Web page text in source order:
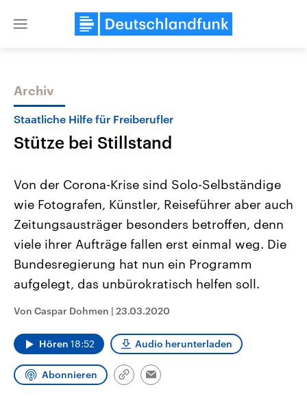
Close
Themen
Landtagswahl Sachsen-Anhalt
2026
Alle Informationen
Sachsen-Anhalt wählt am 6.
September 2026 einen neuen
Landtag. Seit 2021 wird das
Bundesland von einer Koalition aus
CDU, SPD und FDP regiert.-
Wahlprogramme, aktuelle Berichte
und Hintergründe zu den Parteien
Wahl.
USA
Aktuelle Beiträge,
Hintergründe
Wirtschaftlich und
gehören die Vereinigten
Sendungen Programm Podcasts
Audio-Archiv
Archiv
Staatliche Hilfe für Freiberufler
Stütze bei Stillstand
Von der Corona-Krise sind Solo-Selbständige
wie Fotografen, Künstler, Reiseführer aber auch
Zeitungsausträger besonders betroffen, denn
viele ihrer Aufträge fallen erst einmal weg. Die
Bundesregierung hat nun ein Programm
aufgelegt, das unbürokratisch helfen soll.
Von Caspar Dohmen | 23.03.2020
Hören 18:52 Audio herunterladen
Abonnieren
Link
Email